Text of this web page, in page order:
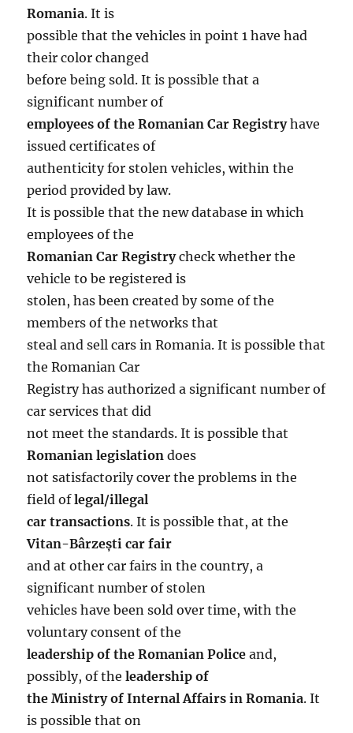
Romania. It is
possible that the vehicles in point 1 have had
their color changed
before being sold. It is possible that a
significant number of
employees of the Romanian Car Registryhave
issued certificates of
authenticity for stolen vehicles, within the
period provided by law.
It is possible that the new database in which
employees of the
Romanian Car Registrycheck whether the
vehicle to be registered is
stolen, has been created by some of the
members of the networks that
steal and sell cars in Romania. It is possible that
the Romanian Car
Registry has authorized a significant number of
car services that did
not meet the standards. It is possible that
Romanian legislation does
not satisfactorily cover the problems in the
field oflegal/illegal
car transactions. It is possible that, at the
Vitan-Bârzești car fair
and at other car fairs in the country, a
significant number of stolen
vehicles have been sold over time, with the
voluntary consent of the
leadership of the Romanian Police and,
possibly, of theleadership of
the Ministry of Internal Affairs in Romania. It
is possible that on